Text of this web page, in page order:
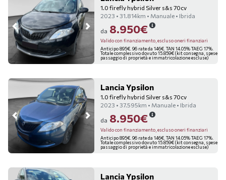
1.0 firefly hybrid Silver s&s 70cv
2023 • 31.814km • Manuale • Ibrida
da 8.950€
Valido con finanziamento, escluso oneri finanziari
Anticipo 895€. 96 rate da 146€. TAN 14.05% TAEG 17%.
Totale complessivo dovuto 15.859€ (kit consegna, spese
passaggio di proprietà e immatricolazione escluse)
Lancia Ypsilon
1.0 firefly hybrid Silver s&s 70cv
2023 • 37.595km • Manuale • Ibrida
da 8.950€
Valido con finanziamento, escluso oneri finanziari
Anticipo 895€. 96 rate da 146€. TAN 14.05% TAEG 17%.
Totale complessivo dovuto 15.859€ (kit consegna, spese
passaggio di proprietà e immatricolazione escluse)
Lancia Ypsilon